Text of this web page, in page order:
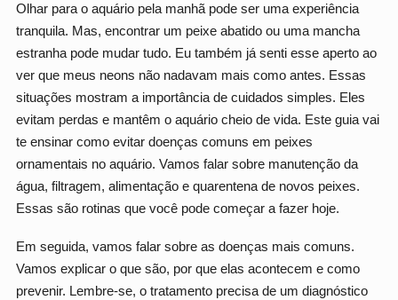
Aquário
Olhar para o aquário pela manhã pode ser uma experiência
tranquila. Mas, encontrar um peixe abatido ou uma mancha
estranha pode mudar tudo. Eu também já senti esse aperto ao
ver que meus neons não nadavam mais como antes. Essas
situações mostram a importância de cuidados simples. Eles
evitam perdas e mantêm o aquário cheio de vida. Este guia vai
te ensinar como evitar doenças comuns em peixes
ornamentais no aquário. Vamos falar sobre manutenção da
água, filtragem, alimentação e quarentena de novos peixes.
Essas são rotinas que você pode começar a fazer hoje.
Em seguida, vamos falar sobre as doenças mais comuns.
Vamos explicar o que são, por que elas acontecem e como
prevenir. Lembre-se, o tratamento precisa de um diagnóstico